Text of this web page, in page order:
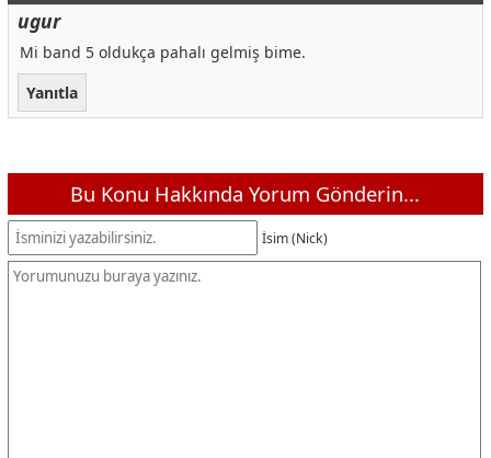
ugur
Mi band 5 oldukça pahalı gelmiş bime.
Yanıtla
Bu Konu Hakkında Yorum Gönderin...
İsim (Nick)